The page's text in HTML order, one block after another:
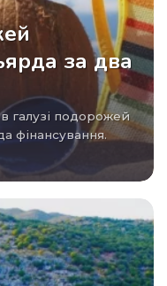
за два
фінансування.